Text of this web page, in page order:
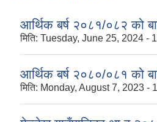
आर्थिक बर्ष २०८१/०८२ को
मिति: Tuesday, June 25, 2024 -
आर्थिक बर्ष २०८०/०८१ को
मिति: Monday, August 7, 2023 -